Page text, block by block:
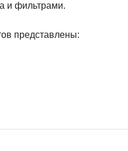
и фильтрами.
представлены: